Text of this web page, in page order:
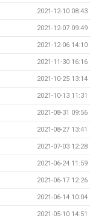
2021-12-10 08:43
2021-12-07 09:49
2021-12-06 14:10
2021-11-30 16:16
2021-10-25 13:14
2021-10-13 11:31
2021-08-31 09:56
2021-08-27 13:41
2021-07-03 12:28
2021-06-24 11:59
2021-06-17 12:26
2021-06-14 10:04
2021-05-10 14:51